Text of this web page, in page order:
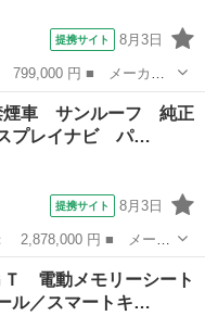
提携サイト 8月3日
グレード名： ２０Ｇ
ドライブレコーダー
煙車 サンルーフ 純正
スプレイナビ パ…
提携サイト 8月3日
ード名： Ｂ６ 禁煙
プレイナビ パノラミッ
Ｔ 電動メモリーシート
ル／スマートキ…